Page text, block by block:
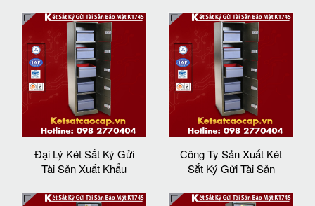
Đại Lý Két Sắt Ký Gửi
Tài Sản Xuất Khẩu
Công Ty Sản Xuất Két
Sắt Ký Gửi Tài Sản